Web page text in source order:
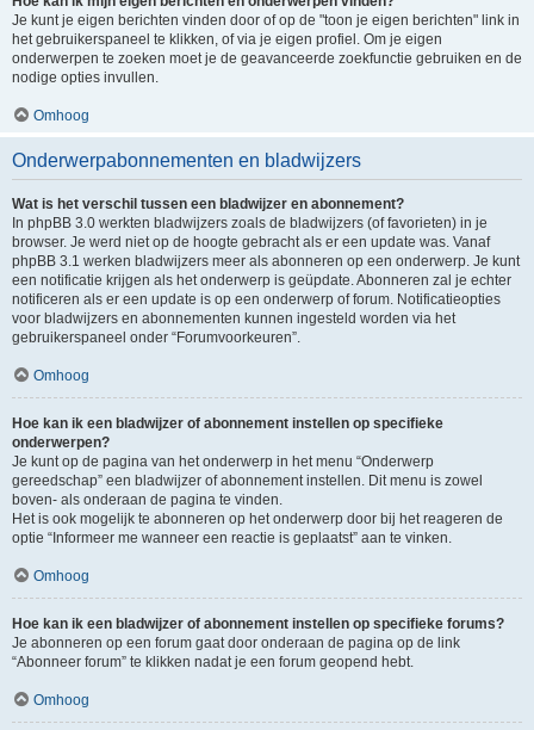
Je kunt je eigen berichten vinden door of op de "toon je eigen berichten" link in
het gebruikerspaneel te klikken, of via je eigen profiel. Om je eigen
onderwerpen te zoeken moet je de geavanceerde zoekfunctie gebruiken en de
nodige opties invullen.
Omhoog
Onderwerpabonnementen en bladwijzers
Wat is het verschil tussen een bladwijzer en abonnement?
In phpBB 3.0 werkten bladwijzers zoals de bladwijzers (of favorieten) in je
browser. Je werd niet op de hoogte gebracht als er een update was. Vanaf
phpBB 3.1 werken bladwijzers meer als abonneren op een onderwerp. Je kunt
een notificatie krijgen als het onderwerp is geüpdate. Abonneren zal je echter
notificeren als er een update is op een onderwerp of forum. Notificatieopties
voor bladwijzers en abonnementen kunnen ingesteld worden via het
gebruikerspaneel onder “Forumvoorkeuren”.
Omhoog
Hoe kan ik een bladwijzer of abonnement instellen op specifieke
onderwerpen?
Je kunt op de pagina van het onderwerp in het menu “Onderwerp
gereedschap” een bladwijzer of abonnement instellen. Dit menu is zowel
boven- als onderaan de pagina te vinden.
Het is ook mogelijk te abonneren op het onderwerp door bij het reageren de
optie “Informeer me wanneer een reactie is geplaatst” aan te vinken.
Omhoog
Hoe kan ik een bladwijzer of abonnement instellen op specifieke forums?
Je abonneren op een forum gaat door onderaan de pagina op de link
“Abonneer forum” te klikken nadat je een forum geopend hebt.
Omhoog